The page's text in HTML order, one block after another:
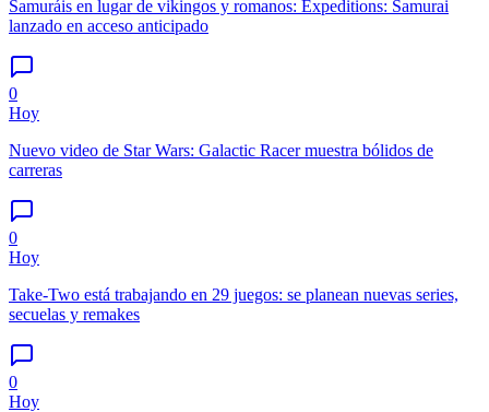
Samuráis en lugar de vikingos y romanos: Expeditions: Samurai
lanzado en acceso anticipado
0
Hoy
Nuevo video de Star Wars: Galactic Racer muestra bólidos de
carreras
0
Hoy
Take-Two está trabajando en 29 juegos: se planean nuevas series,
secuelas y remakes
0
Hoy